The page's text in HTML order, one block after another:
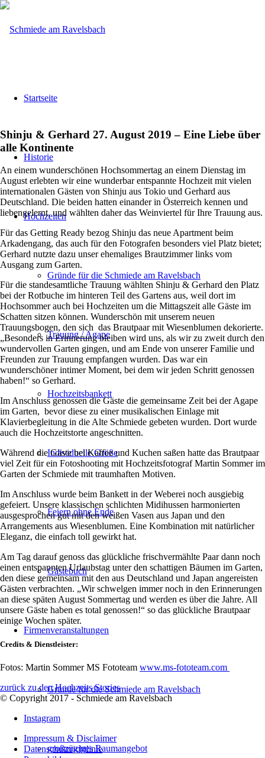
Startseite
Historie
Hochzeiten
Gründe für die Schmiede am Ravelsbach
Trauung / Agape
Hochzeitsbankett
Individuelle Größe
Feiern ohne Ende
Gästebuch
Firmenveranstaltungen
Gründe für die Schmiede am Ravelsbach
großzügiges Raumangebot
Shinju & Gerhard 27. August 2019 – Eine Liebe über
alle Kontinente
An einem wunderschönen Hochsommertag an einem Dienstag im
August erlebten wir eine wunderbar entspannte Hochzeit mit vielen
internationalen Gästen von Shinju aus Tokio und Gerhard aus
Deutschland. Die beiden hatten einander in Österreich kennen und
liebengelernt, und wählten daher das Weinviertel für Ihre Trauung aus.
Für das Getting Ready bezog Shinju das neue Apartment beim
Arkadengang, das auch für den Fotografen besonders viel Platz bietet;
Gerhard nutzte dazu unser ehemaliges Brautzimmer links vom
Ausgang zum Garten.
Für die standesamtliche Trauung wählten Shinju & Gerhard den Platz
bei der Rotbuche im hinteren Teil des Gartens aus, weil dort im
Hochsommer auch bei Hochzeiten um die Mittagszeit alle Gäste im
Schatten sitzen können. Wunderschön mit unserem neuen
Trauungsbogen, den sich das Brautpaar mit Wiesenblumen dekorierte.
„Besonders in Erinnerung bleiben wird uns, als wir zu zweit durch den
wundervollen Garten gingen, und am Ende von unserer Familie und
Freunden zur Trauung empfangen wurden. Das war ein
wunderschöner intimer Moment, bei dem wir jeden Schritt genossen
haben!“ so Gerhard.
Im Anschluss genossen die Gäste die gemeinsame Zeit bei der Agape
im Garten, bevor diese zu einer musikalischen Einlage mit
Klavierbegleitung in die Alte Schmiede gebeten wurden. Dort wurde
auch die Hochzeitstorte angeschnitten.
Während die Gäste bei Kaffee und Kuchen saßen hatte das Brautpaar
viel Zeit für ein Fotoshooting mit Hochzeitsfotograf Martin Sommer im
Garten der Schmiede mit traumhaften Motiven.
Im Anschluss wurde beim Bankett in der Weberei noch ausgiebig
gefeiert. Unsere klassischen schlichten Midihussen harmonierten
ausgesprochen gut mit den weißen Vasen aus Japan und den
Arrangements aus Wiesenblumen. Eine Kombination mit natürlicher
Eleganz, die einfach toll gewirkt hat.
Am Tag darauf genoss das glückliche frischvermählte Paar dann noch
einen entspannten Urlaubstag unter den schattigen Bäumen im Garten,
den diese gemeinsam mit den aus Deutschland und Japan angereisten
Gästen verbrachten. „Wir schwelgen immer noch in den Erinnerungen
an diese späten August Sommertag und werden es über die Jahre. All
unsere Gäste haben es total genossen!“ so das glückliche Brautpaar
einige Wochen später.
Credits & Dienstleister:
Fotos: Martin Sommer MS Fototeam www.ms-fototeam.com
zurück zu den Hochzeits Stories
© Copyright 2017 - Schmiede am Ravelsbach
Instagram
Impressum & Disclaimer
Datenschutzrichtlinie